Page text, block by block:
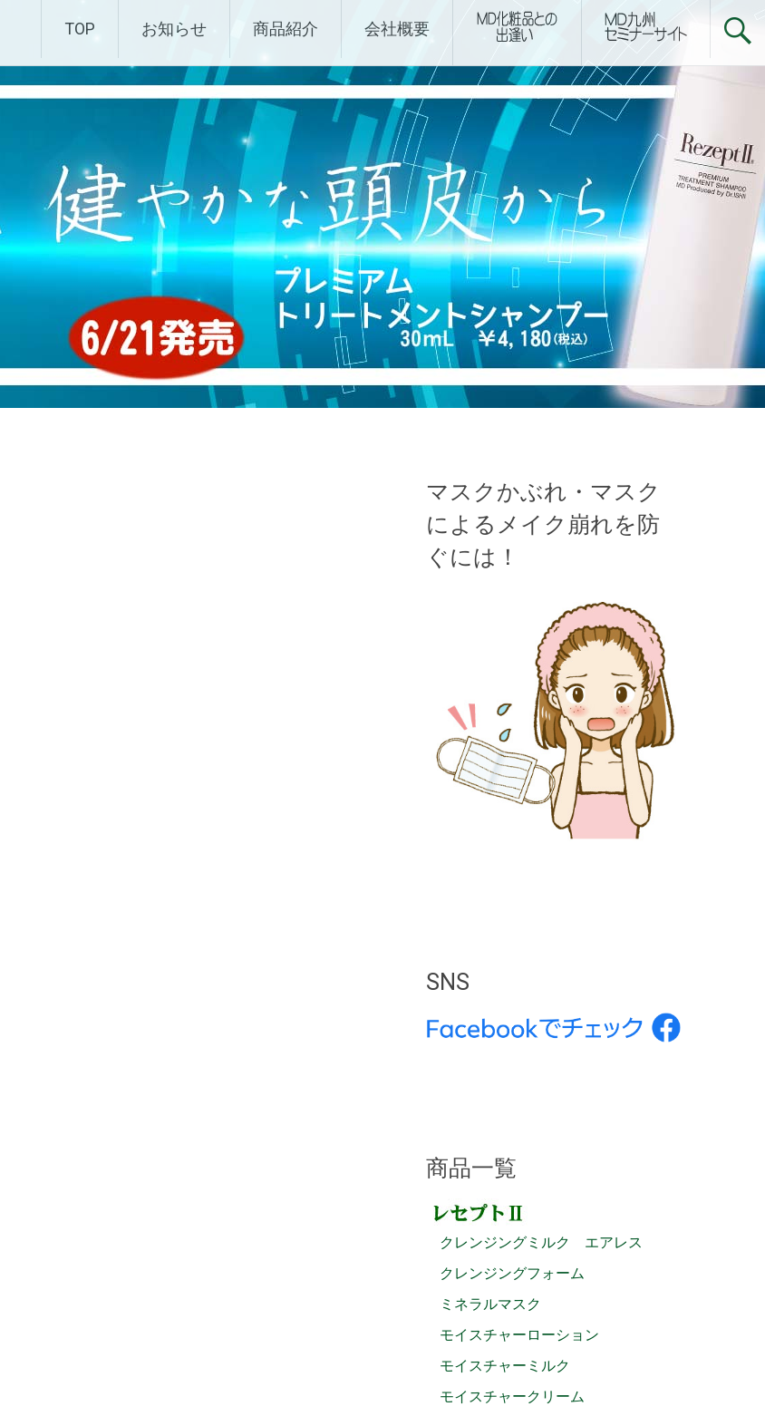
粧品 |エムディ化粧品 下関サロン
TOP お知らせ 商品紹介 会社概要
マスクかぶれ・マスク
によるメイク崩れを防
ぐには！
SNS
商品一覧
クレンジングミルク エアレス
クレンジングフォーム
ミネラルマスク
モイスチャーローション
モイスチャーミルク
モイスチャークリーム